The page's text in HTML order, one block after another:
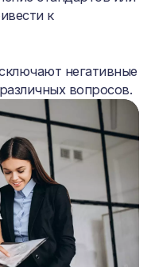
к
негативные
вопросов.